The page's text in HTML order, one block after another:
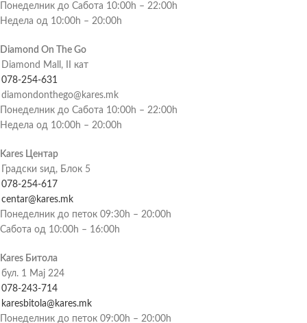
Понеделник до Сабота 10:00h – 22:00h
Недела од 10:00h – 20:00h
Diamond On The Go
Diamond Mall, II кат
078-254-631
diamondonthego@kares.mk
Понеделник до Сабота 10:00h – 22:00h
Недела од 10:00h – 20:00h
Kares Центар
Градски ѕид, Блок 5
078-254-617
centar@kares.mk
Понеделник до петок 09:30h – 20:00h
Сабота од 10:00h – 16:00h
Kares Битола
бул. 1 Мај 224
078-243-714
karesbitola@kares.mk
Понеделник до петок 09:00h – 20:00h